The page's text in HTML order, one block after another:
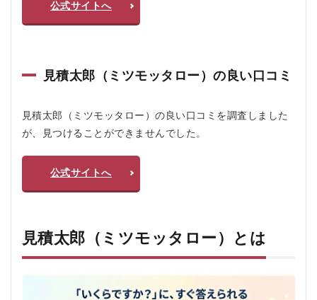
ツモ
ッタ
ー）
とは
コス
2.2
2. 生
公式サイトへ
見積太郎（ミツモッタロー）の良い口コミ
見積太郎（ミツモッタロー）の良い口コミを調査しました
が、見つけることができませんでした。
公式サイトへ
見積太郎（ミツモッタロー）とは